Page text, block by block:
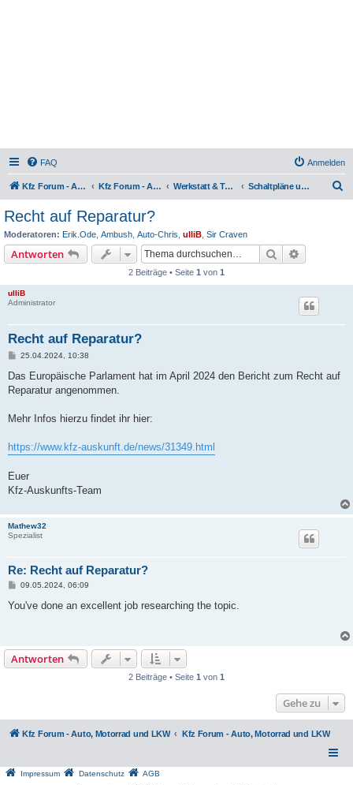
FAQ Anmelden
Kfz Forum - Auto, Motorrad und LKW Kfz Forum - Auto, Motorrad und LKW Werkstatt & Technik Schaltpläne und Elektronik
Recht auf Reparatur?
Moderatoren: Erik.Ode Ambush Auto-Chris ulliB Sir Craven
Antworten Suche
2 Beiträge • Seite 1 von 1
ulliB
Administrator
Recht auf Reparatur?
B
i
r
25.04.2024, 10:38
Das Europäische Parlament hat im April 2024 den Bericht zum Recht auf
Reparatur angenommen.
Mehr Infos hierzu findet ihr hier:
https://www.kfz-auskunft.de/news/31349.html
Euer
Kfz-Auskunfts-Team
Mathew32
Spezialist
Re: Recht auf Reparatur?
B
i
09.05.2024, 06:09
You've done an excellent job researching the topic.
Antworten
2 Beiträge • Seite 1 von 1
Gehe zu
Kfz Forum - Auto, Motorrad und LKW Kfz Forum - Auto, Motorrad und LKW
Impressum Datenschutz
AGB